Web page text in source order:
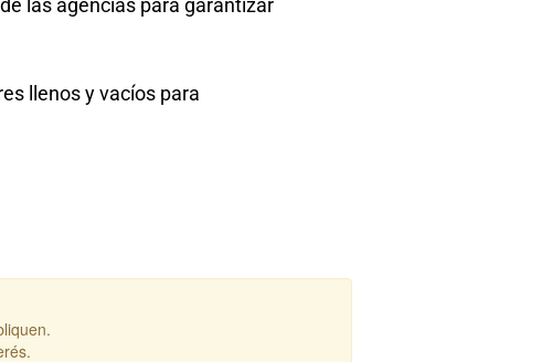
las agencias para garantizar
llenos y vacíos para